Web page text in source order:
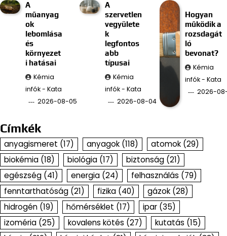
A
műanyag
ok
lebomlása
és
környezet
i hatásai
Kémia
infók - Kata
2026-08-05
A
szervetlen
vegyülete
k
legfontos
abb
típusai
Kémia
infók - Kata
2026-08-04
Hogyan
működik a
rozsdagát
ló
bevonat?
Kémia
infók - Kata
2026-
Címkék
anyagismeret (17) anyagok (118) atomok (29)
biokémia (18) biológia (17) biztonság (21)
egészség (41) energia (24) felhasználás (79)
fenntarthatóság (21) fizika (40) gázok (28)
hidrogén (19) hőmérséklet (17) ipar (35)
izoméria (25) kovalens kötés (27) kutatás (15)